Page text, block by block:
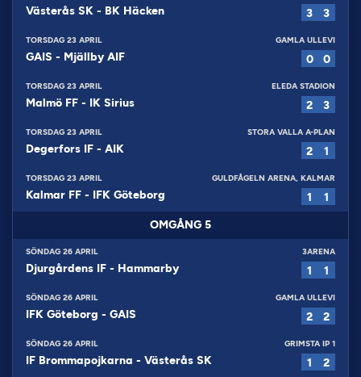
Västerås SK - BK Häcken 3 3
TORSDAG 23 APRIL GAMLA ULLEVI
GAIS - Mjällby AIF 0 0
TORSDAG 23 APRIL ELEDA STADION
Malmö FF - IK Sirius 2 3
TORSDAG 23 APRIL STORA VALLA A-PLAN
Degerfors IF - AIK 2 1
TORSDAG 23 APRIL GULDFÅGELN ARENA, KALMAR
Kalmar FF - IFK Göteborg 1 1
OMGÅNG 5
SÖNDAG 26 APRIL 3ARENA
Djurgårdens IF - Hammarby 1 1
SÖNDAG 26 APRIL GAMLA ULLEVI
IFK Göteborg - GAIS 2 2
SÖNDAG 26 APRIL GRIMSTA IP 1
IF Brommapojkarna - Västerås SK 1 2